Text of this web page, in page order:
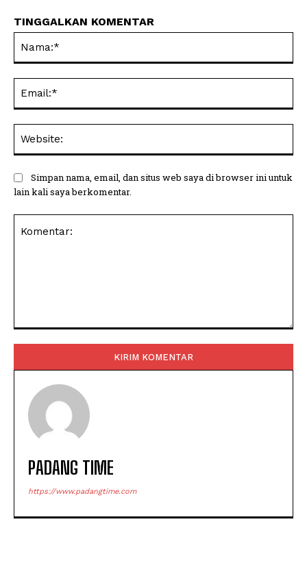
TINGGALKAN KOMENTAR
Simpan nama, email, dan situs web saya di browser ini untuk
lain kali saya berkomentar.
PADANG TIME
https://www.padangtime.com